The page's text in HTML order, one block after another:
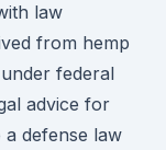
law
from hemp
federal
advice for
defense law